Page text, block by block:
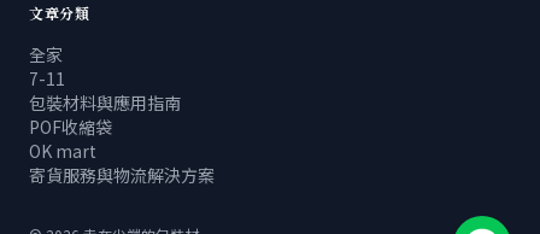
文章分類
全家
7-11
包裝材料與應用指南
POF收縮袋
OK mart
寄貨服務與物流解決方案